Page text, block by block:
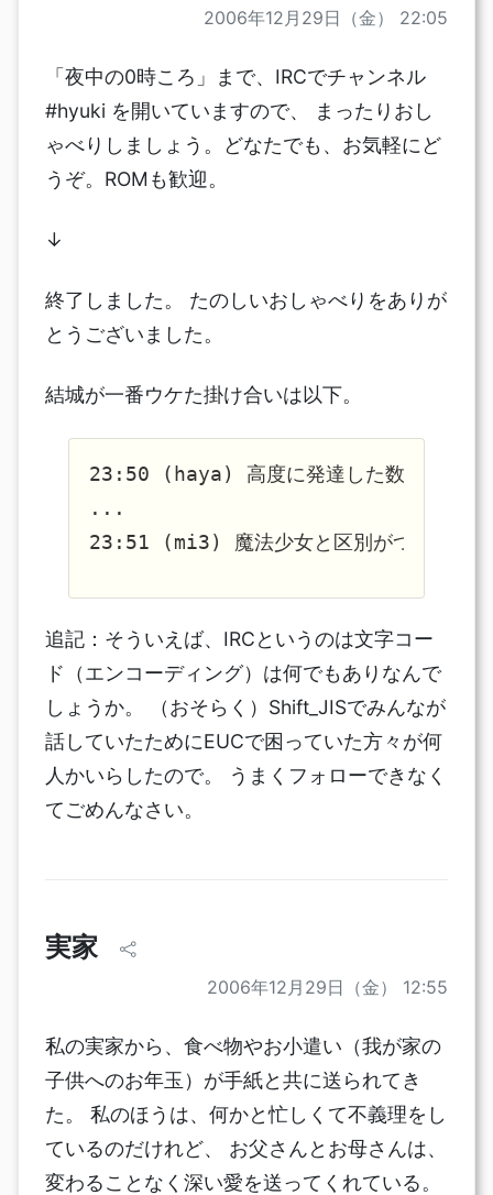
2006年12月29日（金） 22:05
「夜中の0時ころ」まで、IRCでチャンネル
#hyuki を開いていますので、 まったりおし
ゃべりしましょう。どなたでも、お気軽にど
うぞ。ROMも歓迎。
↓
終了しました。 たのしいおしゃべりをありが
とうございました。
結城が一番ウケた掛け合いは以下。
23:50 (haya) 高度に発達した数学少女は
...
追記：そういえば、IRCというのは文字コー
ド（エンコーディング）は何でもありなんで
しょうか。 （おそらく）Shift_JISでみんなが
話していたためにEUCで困っていた方々が何
人かいらしたので。 うまくフォローできなく
てごめんなさい。
実家
2006年12月29日（金） 12:55
私の実家から、食べ物やお小遣い（我が家の
子供へのお年玉）が手紙と共に送られてき
た。 私のほうは、何かと忙しくて不義理をし
ているのだけれど、 お父さんとお母さんは、
変わることなく深い愛を送ってくれている。